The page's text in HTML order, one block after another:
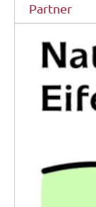
Partner